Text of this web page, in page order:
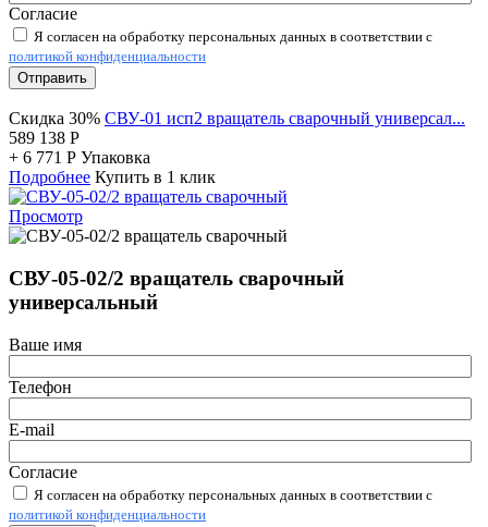
Согласие
Я согласен на обработку персональных данных в соответствии с
политикой конфиденциальности
Отправить
Скидка 30% СВУ-01 исп2 вращатель сварочный универсал...
589 138 Р
+ 6 771 Р Упаковка
Подробнее Купить в 1 клик
Просмотр
СВУ-05-02/2 вращатель сварочный
универсальный
Ваше имя
Телефон
E-mail
Согласие
Я согласен на обработку персональных данных в соответствии с
политикой конфиденциальности